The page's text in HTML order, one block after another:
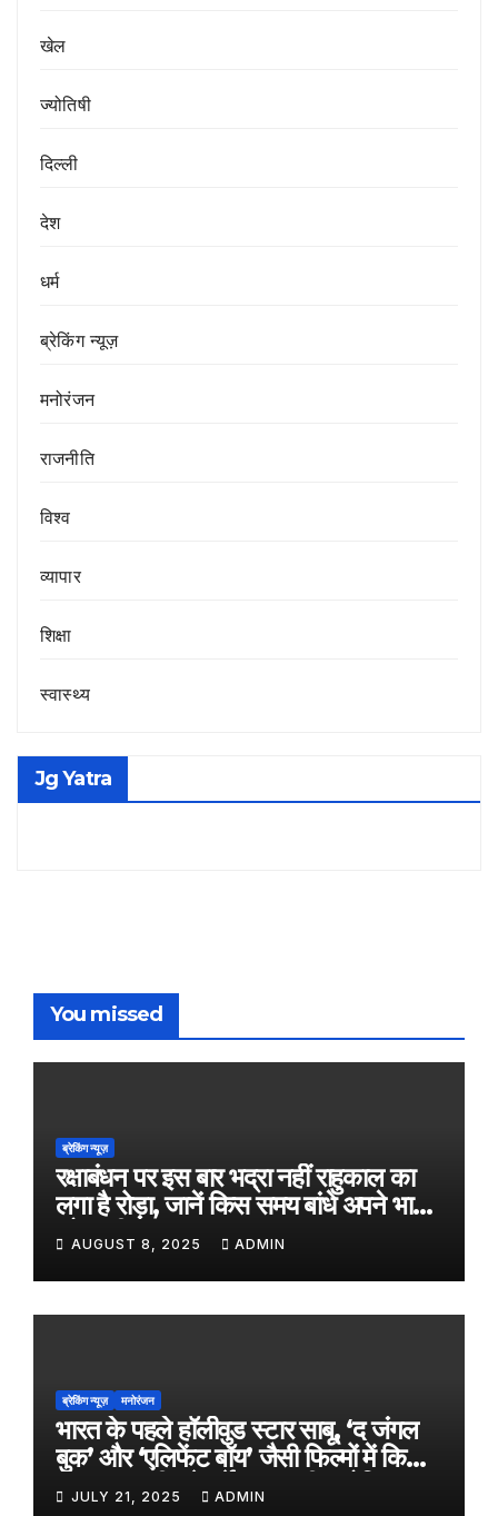
खेल
ज्योतिषी
दिल्ली
देश
धर्म
ब्रेकिंग न्यूज़
मनोरंजन
राजनीति
विश्व
व्यापार
शिक्षा
स्वास्थ्य
Jg Yatra
You missed
ब्रेकिंग न्यूज़
रक्षाबंधन पर इस बार भद्रा नहीं राहुकाल का
लगा है रोड़ा, जानें किस समय बांधे अपने भाई
को राखी
AUGUST 8, 2025 ADMIN
ब्रेकिंग न्यूज़ मनोरंजन
भारत के पहले हॉलीवुड स्टार साबू, ‘द जंगल
बुक’ और ‘एलिफेंट बॉय’ जैसी फिल्मों में किया
काम, जल्द ही बड़े पर्दे पर आएगी बायोपिक
JULY 21, 2025 ADMIN